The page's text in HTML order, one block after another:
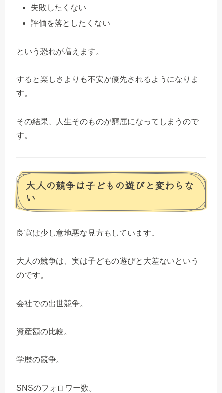
失敗したくない
評価を落としたくない
という恐れが増えます。
すると楽しさよりも不安が優先されるようになりま
す。
その結果、人生そのものが窮屈になってしまうので
す。
大人の競争は子どもの遊びと変わらな
い
良寛は少し意地悪な見方もしています。
大人の競争は、実は子どもの遊びと大差ないという
のです。
会社での出世競争。
資産額の比較。
学歴の競争。
SNSのフォロワー数。